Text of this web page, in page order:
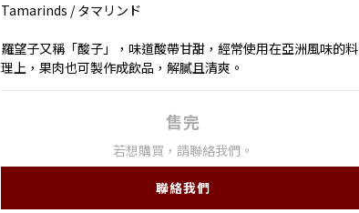
Tamarinds / タマリンド
羅望子又稱「酸子」，味道酸帶甘甜，經常使用在亞洲風味的料
理上，果肉也可製作成飲品，解膩且清爽。
售完
若想購買，請聯絡我們。
聯絡我們